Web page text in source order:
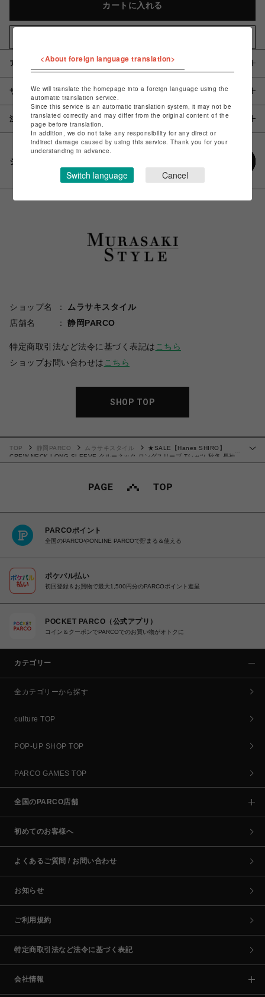
カートに入れる
アイテム説明 / 素材
サイズ
注意事項
シェアする
ショップ名
ムラサキスタイル
店舗名
静岡PARCO
特定商取引法など法令に基づく表記は こちら
ショップお問い合わせは こちら
SHOP TOP
…
TOP 静岡PARCO ムラサキスタイル
★SALE【Hanes SHIRO】
CREW NECK LONG SLEEVE クルーネック ロングスリーブ Tシャツ 秋冬 長袖
(HM4-A201）Lサイズ 4550671059945 【北海道/沖縄/離島 着払い】
PARCOポイント
全国のPARCOやONLINE PARCOで貯まる＆使える
ポケパル払い
初回登録＆お買物で最大1,500円分のPARCOポイント進呈
POCKET PARCO（公式アプリ）
コイン＆クーポンでPARCOでのお買い物がオトクに
カテゴリー
全カテゴリーから探す
culture TOP
POP-UP SHOP TOP
PARCO GAMES TOP
全国のPARCO店舗
初めてのお客様へ
よくあるご質問 / お問い合わせ
お知らせ
ご利用規約
特定商取引法など法令に基づく表記
会社情報
<About foreign language translation>
We will translate the homepage into a foreign language using the
automatic translation service.
Since this service is an automatic translation system, it may not be
translated correctly and may differ from the original content of the
page before translation.
In addition, we do not take any responsibility for any direct or
indirect damage caused by using this service. Thank you for your
understanding in advance.
Switch language Cancel